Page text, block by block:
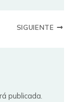
SIGUIENTE
publicada.